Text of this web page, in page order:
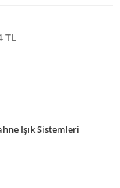
TL
Işık Sistemleri